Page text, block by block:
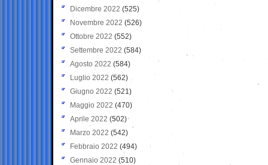
Dicembre 2022 (525)
Novembre 2022 (526)
Ottobre 2022 (552)
Settembre 2022 (584)
Agosto 2022 (584)
Luglio 2022 (562)
Giugno 2022 (521)
Maggio 2022 (470)
Aprile 2022 (502)
Marzo 2022 (542)
Febbraio 2022 (494)
Gennaio 2022 (510)